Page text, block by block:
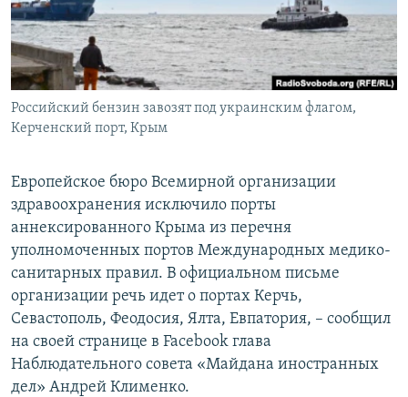
ПОБЕДИТЕЛЕЙ НЕ СУДЯТ?
КРЫМ.НЕПОКОРЕННЫЙ
ELIFBE
УКРАИНСКАЯ ПРОБЛЕМА КРЫМА
ПРИСОЕДИНЯЙТЕСЬ!
Все сайты RFE/RL
Российский бензин завозят под украинским флагом,
Керченский порт, Крым
Европейское бюро Всемирной организации
здравоохранения исключило порты
аннексированного Крыма из перечня
уполномоченных портов Международных медико-
санитарных правил. В официальном письме
организации речь идет о портах Керчь,
Севастополь, Феодосия, Ялта, Евпатория, – сообщил
на своей странице в Facebook глава
Наблюдательного совета «Майдана иностранных
дел» Андрей Клименко.